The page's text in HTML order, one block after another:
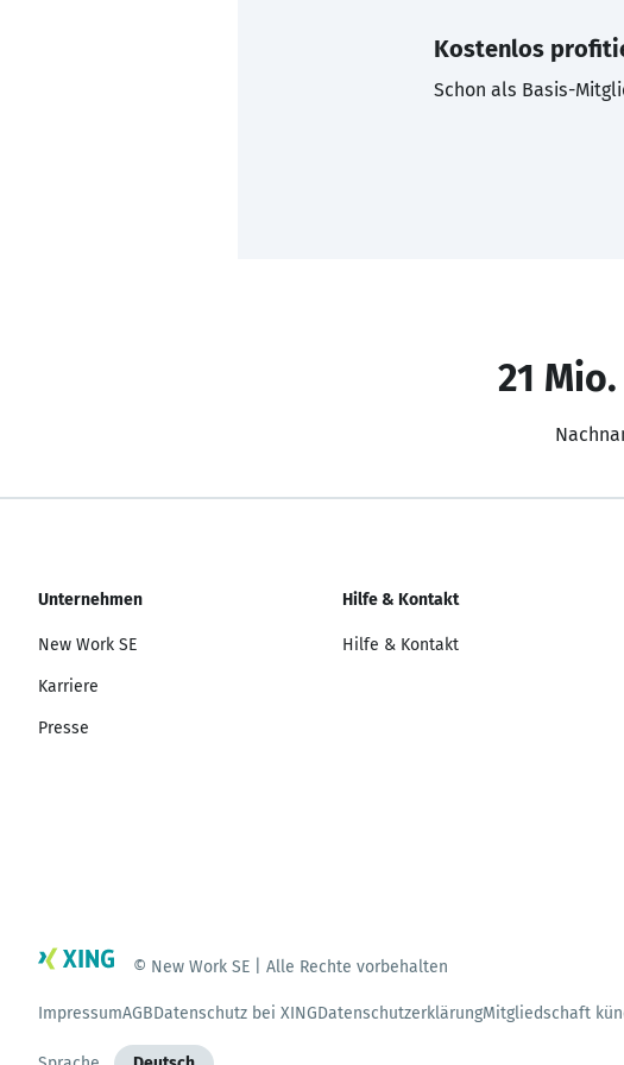
Kostenlos
Schon als Basis-
21
Unternehmen
New Work SE
Karriere
Presse
Hilfe & Kontakt
Hilfe & Kontakt
© New Work SE | Alle Rechte vorbehalten
ImpressumAGBDatenschutz bei XINGDatenschutzerklärungMitgliedschaft